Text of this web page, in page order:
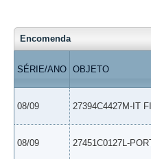
Encomenda
SÉRIE/ANO OBJETO
08/09 27394C4427M-IT
08/09 27451C0127L-